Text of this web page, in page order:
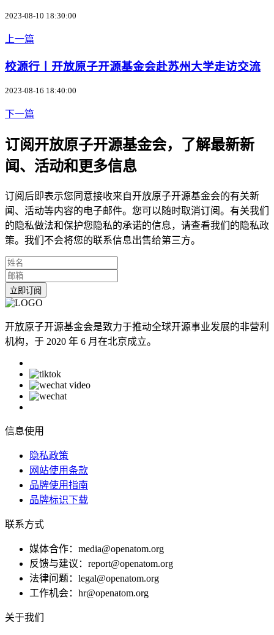
2023-08-10 18:30:00
上一篇
校源行丨开放原子开源基金会赴苏州大学走访交流
2023-08-16 18:40:00
下一篇
订阅开放原子开源基金会，了解最新新
闻、活动和更多信息
订阅后即表示您同意接收来自开放原子开源基金会的有关新
闻、活动等内容的电子邮件。您可以随时取消订阅。有关我们
的隐私做法和保护您隐私的承诺的信息，请查看我们的隐私政
策。我们不会将您的联系信息出售给第三方。
立即订阅
开放原子开源基金会是致力于推动全球开源事业发展的非营利
机构，于 2020 年 6 月在北京成立。
信息使用
隐私政策
网站使用条款
品牌使用指南
品牌标识下载
联系方式
媒体合作：media@openatom.org
反馈与建议：report@openatom.org
法律问题：legal@openatom.org
工作机会：hr@openatom.org
关于我们